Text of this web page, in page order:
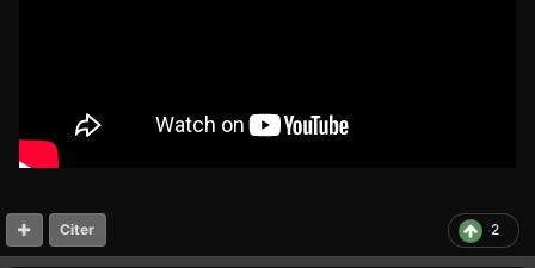
2
Citer